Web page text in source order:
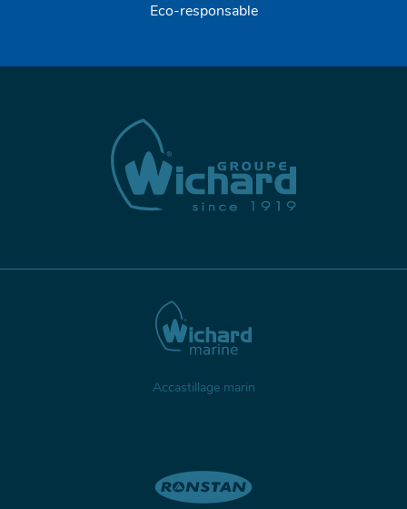
Eco-responsable
Accastillage marin